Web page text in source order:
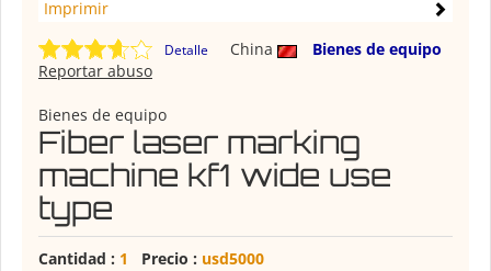
Imprimir
Detalle China
Bienes de equipo
Reportar abuso
Bienes de equipo
Fiber laser marking
machine kf1 wide use
type
Cantidad : 1 Precio : usd5000